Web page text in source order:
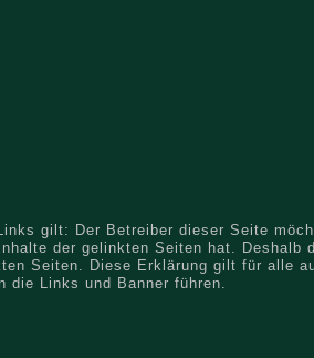
gilt: Der Betreiber dieser Seite
der gelinkten Seiten hat. Deshalb
Seiten. Diese Erklärung gilt für alle
die Links und Banner führen.